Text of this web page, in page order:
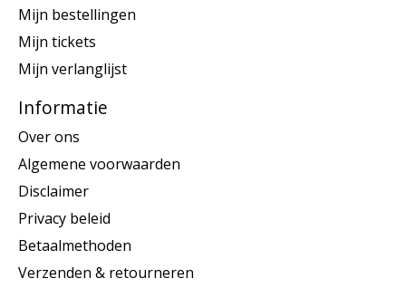
Mijn bestellingen
Mijn tickets
Mijn verlanglijst
Informatie
Over ons
Algemene voorwaarden
Disclaimer
Privacy beleid
Betaalmethoden
Verzenden & retourneren